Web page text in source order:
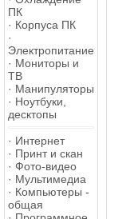
ПК
· Корпуса ПК
·
Электропитание
· Мониторы и
ТВ
· Манипуляторы
· Ноутбуки,
десктопы
· Интернет
· Принт и скан
· Фото-видео
· Мультимедиа
· Компьютеры -
общая